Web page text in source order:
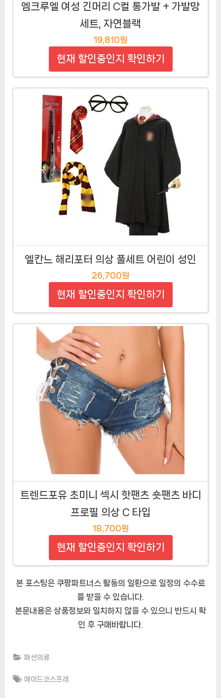
엠크루엘 여성 긴머리 C컬 통가발 + 가발망
세트, 자연블랙
19,810원
현재 할인중인지 확인하기
엘칸느 해리포터 의상 풀세트 어린이 성인
26,700원
현재 할인중인지 확인하기
트렌드포유 초미니 섹시 핫팬츠 숏팬츠 바디
프로필 의상 C 타입
18,700원
현재 할인중인지 확인하기
본 포스팅은 쿠팡파트너스 활동의 일환으로 일정의 수수료
를 받을 수 있습니다.
본문내용은 상품정보와 일치하지 않을 수 있으니 반드시 확
인 후 구매바랍니다.
패션의류
Tags:
메이드코스프레